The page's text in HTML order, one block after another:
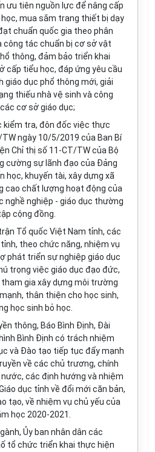
ưu tiên nguồn lực để nâng cấp
mua sắm trang thiết bị dạy
chuẩn quốc gia theo phân
công tác chuẩn bị cơ sở vật
thông, đảm bảo triển khai
cấp tiểu học, đáp ứng yêu cầu
giáo dục phổ thông mới, giải
thiếu nhà vệ sinh và công
cơ sở giáo dục;
kiểm tra, đôn đốc việc thực
ngày 10/5/2019 của Ban Bí
Chỉ thị số 11-CT/TW của Bộ
cường sự lãnh đạo của Đảng
học, khuyến tài, xây dựng xã
cao chất lượng hoạt động của
nghề nghiệp - giáo dục thường
cộng đồng.
Tổ quốc Việt Nam tỉnh, các
theo chức năng, nhiệm vụ
phát triển sự nghiệp giáo dục
trọng việc giáo dục đạo đức,
tham gia xây dựng môi trường
thân thiện cho học sinh,
học sinh bỏ học.
thông, Báo Bình Định, Đài
Bình Định có trách nhiệm
và Đào tạo tiếp tục đẩy mạnh
về các chủ trương, chính
các định hướng và nhiệm
dục tỉnh về đổi mới căn bản,
tạo, về nhiệm vụ chủ yếu của
học 2020-2021.
Ủy ban nhân dân các
tổ chức triển khai thực hiện